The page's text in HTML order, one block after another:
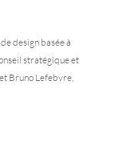
design basée à
stratégique et
Bruno Lefebvre,